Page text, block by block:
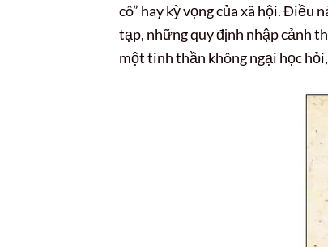
cô” hay kỳ vọng của xã hội.
tạp, những quy định nhập cảnh
một tinh thần không ngại học